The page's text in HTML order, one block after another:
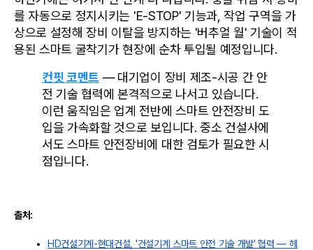
를 자동으로 정지시키는 'E-STOP' 기능과, 작업 구역을 가
상으로 설정해 장비 이탈을 방지하는 '버추얼 월' 기술이 적
용된 스마트 굴착기가 현장에 순차 투입될 예정입니다.
컨핏 코멘트 — 대기업이 장비 제조-시공 간 안
전 기술 협력에 본격적으로 나서고 있습니다.
이런 움직임은 업계 전반에 스마트 안전장비 도
입을 가속화할 것으로 보입니다. 중소 건설사에
서도 스마트 안전장비에 대한 검토가 필요한 시
점입니다.
출처:
HD건설기계-현대건설, '건설기계 스마트 안전 기술 개발' 협력 — 헤